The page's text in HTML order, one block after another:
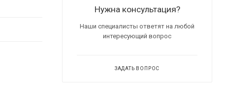
Нужна консультация?
Наши специалисты ответят на любой
интересующий вопрос
ЗАДАТЬ ВОПРОС